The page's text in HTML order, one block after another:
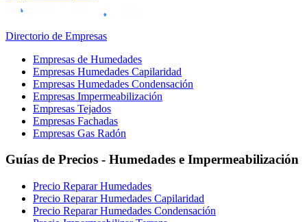
Directorio de Empresas
Empresas de Humedades
Empresas Humedades Capilaridad
Empresas Humedades Condensación
Empresas Impermeabilización
Empresas Tejados
Empresas Fachadas
Empresas Gas Radón
Guías de Precios - Humedades e Impermeabilización
Precio Reparar Humedades
Precio Reparar Humedades Capilaridad
Precio Reparar Humedades Condensación